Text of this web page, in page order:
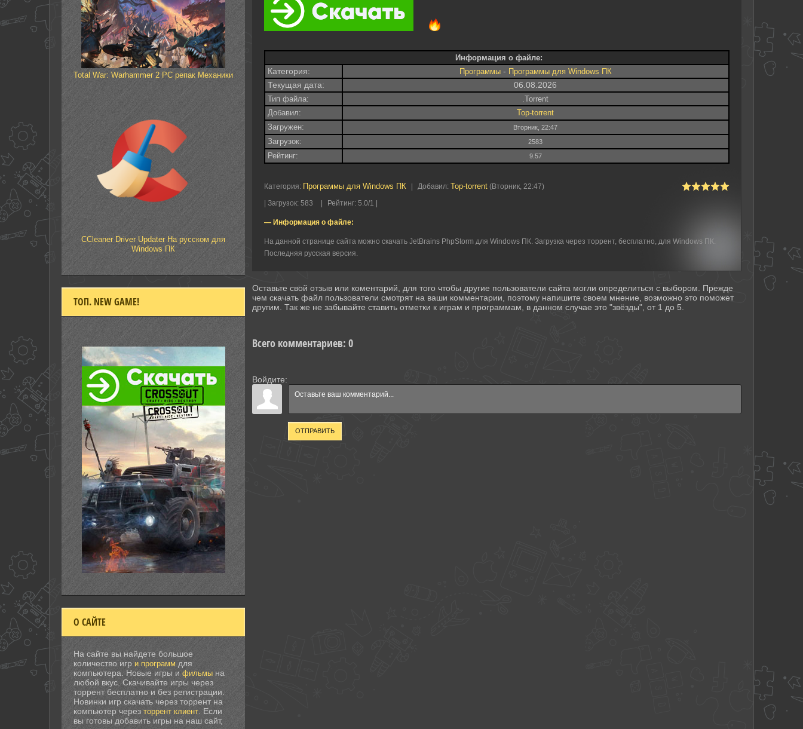
Информация о файле:
Категория: Программы- Программы для Windows ПК
Текущая дата: 06.08.2026
Тип файла:
.Torrent
Добавил:
Top-torrent
Загружен:
Вторник, 22:47
Загрузок: 2583
Рейтинг: 9.57
Категория: Программы для Windows ПК Добавил: Top-torrent(Вторник, 22:47)
Загрузок: 583 Рейтинг: 5.0/1 |
— Информация о файле:
На данной странице сайта можно скачать JetBrains PhpStorm для Windows ПК. Загрузка через торрент, бесплатно, для Windows ПК.
Последняя русская версия.
Оставьте свой отзыв или коментарий, для того чтобы другие пользователи сайта могли определиться с выбором. Прежде
чем скачать файл пользователи смотрят на ваши комментарии, поэтому напишите своем мнение, возможно это поможет
другим. Так же не забывайте ставить отметки к играм и программам, в данном случае это "звёзды", от 1 до 5.
Всего комментариев: 0
Войдите:
ОТПРАВИТЬ
Total War: Warhammer 2 PC репак Механики
CCleaner Driver Updater На русском для
Windows ПК
ТОП. NEW GAME!
О САЙТЕ
На сайте вы найдете большое
количество игр и программ для
компьютера. Новые игры ифильмы на
любой вкус. Скачивайте игры через
торрент бесплатно и без регистрации.
Новинки игр скачать через торрент на
компьютер черезторрент клиент. Если
вы готовы добавить игры на наш сайт,